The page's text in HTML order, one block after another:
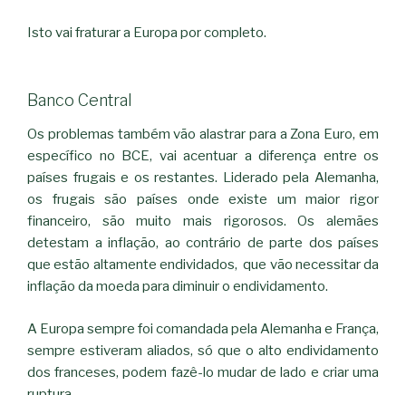
Isto vai fraturar a Europa por completo.
Banco Central
Os problemas também vão alastrar para a Zona Euro, em
específico no BCE, vai acentuar a diferença entre os
países frugais e os restantes. Liderado pela Alemanha,
os frugais são países onde existe um maior rigor
financeiro, são muito mais rigorosos. Os alemães
detestam a inflação, ao contrário de parte dos países
que estão altamente endividados, que vão necessitar da
inflação da moeda para diminuir o endividamento.
A Europa sempre foi comandada pela Alemanha e França,
sempre estiveram aliados, só que o alto endividamento
dos franceses, podem fazê-lo mudar de lado e criar uma